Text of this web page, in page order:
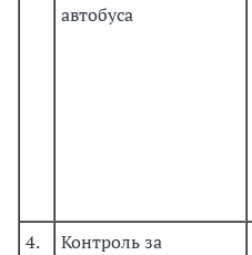
автобуса
4.
Контроль за